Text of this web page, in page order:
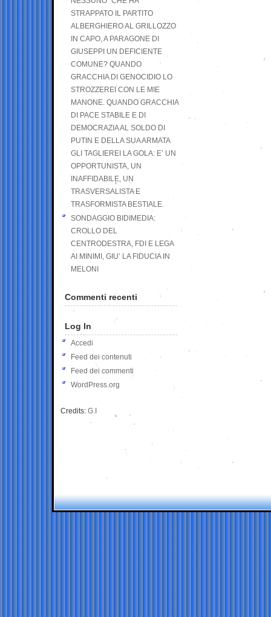
STRAPPATO IL PARTITO
ALBERGHIERO AL GRILLOZZO
IN CAPO, A PARAGONE DI
GIUSEPPI UN DEFICIENTE
COMUNE? QUANDO
GRACCHIA DI GENOCIDIO LO
STROZZEREI CON LE MIE
MANONE. QUANDO GRACCHIA
DI PACE STABILE E DI
DEMOCRAZIA AL SOLDO DI
PUTIN E DELLA SUA ARMATA
GLI TAGLIEREI LA GOLA: E’ UN
OPPORTUNISTA, UN
INAFFIDABILE, UN
TRASVERSALISTA E
TRASFORMISTA BESTIALE.
SONDAGGIO BIDIMEDIA:
CROLLO DEL
CENTRODESTRA, FDI E LEGA
AI MINIMI, GIU’ LA FIDUCIA IN
MELONI
Commenti recenti
Log In
Accedi
Feed dei contenuti
Feed dei commenti
WordPress.org
Credits: G.I